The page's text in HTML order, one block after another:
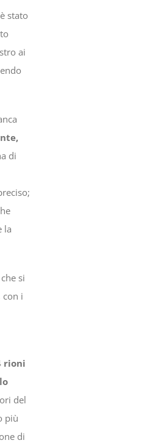
stato
ai
di
la
si
con i
rioni
del
più
di